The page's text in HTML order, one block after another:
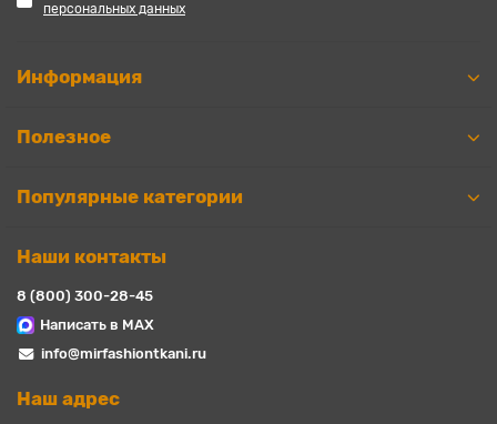
персональных данных
Информация
Полезное
Популярные категории
Наши контакты
8 (800) 300-28-45
Написать в MAX
info@mirfashiontkani.ru
Наш адрес